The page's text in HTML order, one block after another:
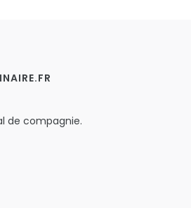
de compagnie.